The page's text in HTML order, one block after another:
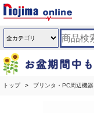
トップ プリンタ・PC周辺機器